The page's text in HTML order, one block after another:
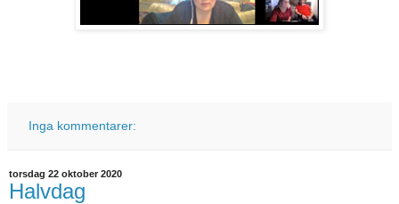
Inga kommentarer:
torsdag 22 oktober 2020
Halvdag